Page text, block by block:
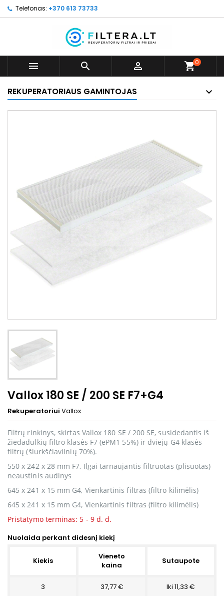
Telefonas: +370 613 73733
   shopping_cart0
REKUPERATORIAUS GAMINTOJAS
Vallox 180 SE / 200 SE F7+G4
Rekuperatoriui Vallox
Filtrų rinkinys, skirtas Vallox 180 SE / 200 SE, susidedantis iš
žiedadulkių filtro klasės F7 (ePM1 55%) ir dviejų G4 klasės
filtrų (šiurkščiavilnių 70%).
550 x 242 x 28 mm F7, Ilgai tarnaujantis filtruotas (plisuotas)
neaustinis audinys
645 x 241 x 15 mm G4, Vienkartinis filtras (filtro kilimėlis)
645 x 241 x 15 mm G4, Vienkartinis filtras (filtro kilimėlis)
Pristatymo terminas: 5 - 9 d. d.
Nuolaida perkant didesnį kiekį
Kiekis
Vieneto
kaina
Sutaupote
3 37,77 € Iki 11,33 €